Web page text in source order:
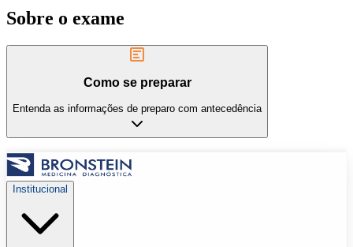
Sobre o exame
Como se preparar
Entenda as informações de preparo com antecedência
Institucional